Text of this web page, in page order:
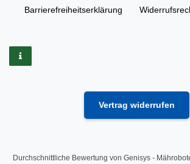
Barrierefreiheitserklärung
Vertrag widerrufen
Durchschnittliche Bewertung von Genisys -